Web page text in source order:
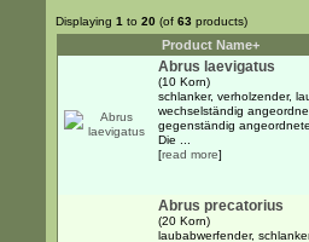
Displaying 1 to 20 (of 63 products)
Product Name+
Abrus laevigatus
(10 Korn)
schlanker, verholzender,
wechselständig
gegenständig
Die ...
[read more]
Abrus precatorius
(20 Korn)
laubabwerfender,